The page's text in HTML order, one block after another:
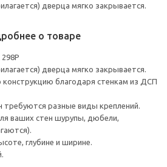
дверца мягко закрывается.
о товаре
дверца мягко закрывается.
конструкцию благодаря стенкам из ДСП
требуются разные виды креплений.
ваших стен шурупы, дюбели,
глубине и ширине.